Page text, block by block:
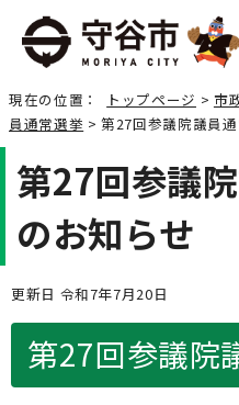
現在の位置： トップページ > 市
員通常選挙 > 第27回参議院議員
第27回参議
のお知らせ
更新日 令和7年7月20日
第27回参議院